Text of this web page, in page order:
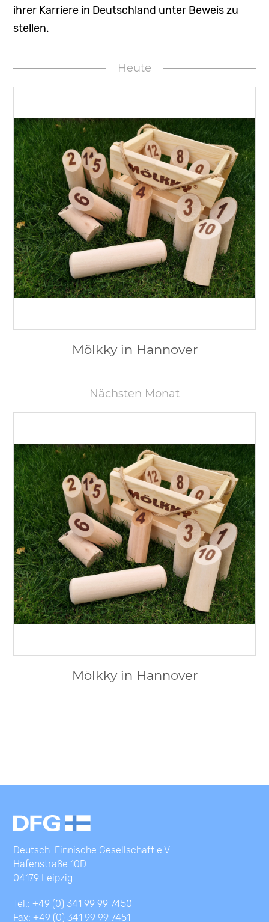
ihrer Karriere in Deutschland unter Beweis zu
stellen.
Heute
Mölkky in Hannover
Nächsten Monat
Mölkky in Hannover
Deutsch-Finnische Gesellschaft e.V.
Hafenstraße 10D
04179 Leipzig
Tel.: +49 (0) 341 99 99 7450
Fax: +49 (0) 341 99 99 7451